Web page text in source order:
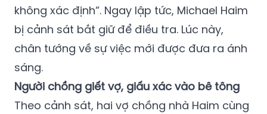
không xác định”. Ngay lập tức, Michael Haim
bị cảnh sát bắt giữ để điều tra. Lúc này,
chân tướng về sự việc mới được đưa ra ánh
sáng.
Người chồng giết vợ, giấu xác vào bê tông
Theo cảnh sát, hai vợ chồng nhà Haim cùng